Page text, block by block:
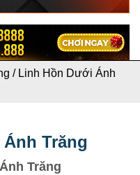
/ Linh Hồn Dưới Ánh
Trăng
Trăng